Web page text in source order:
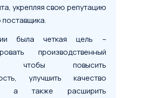
укрепляя свою репутацию
была четкая цель –
производственный
чтобы повысить
улучшить качество
а также расширить